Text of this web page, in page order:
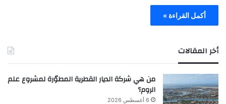
أكمل القراءة »
أخر المقالات
من هي شركة الديار القطرية المطوّرة لمشروع علم
الروم؟
6 أغسطس 2026